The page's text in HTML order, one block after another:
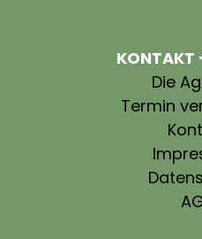
KONTAKT
Die
Termin